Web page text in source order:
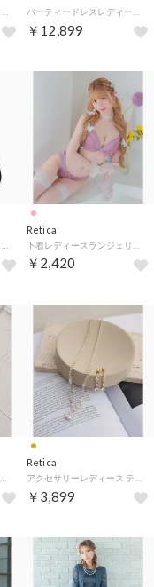
￥12,899
Retica
￥2,420
Retica
￥3,899